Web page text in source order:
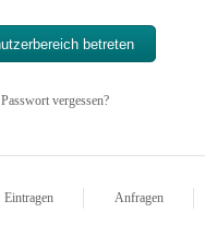
Passwort vergessen?
Eintragen Anfragen